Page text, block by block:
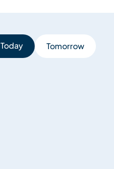
Today Tomorrow